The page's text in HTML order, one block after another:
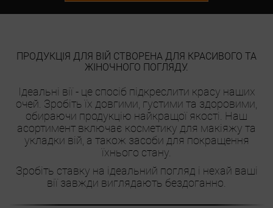
ПРОДУКЦІЯ ДЛЯ ВІЙ СТВОРЕНА ДЛЯ КРАСИВОГО ТА
ЖІНОЧНОГО ПОГЛЯДУ.
Ідеальні вії - це спосіб підкреслити красу наших
очей. Зробіть їх довгими, густими та здоровими,
обираючи продукцію найкращої якості. Наш
асортимент включає косметику для макіяжу та
укладки вій, а також засоби для покращення
їхнього стану.
Зробіть ставку на ідеальний погляд і нехай ваші
вії завжди виглядають бездоганно.